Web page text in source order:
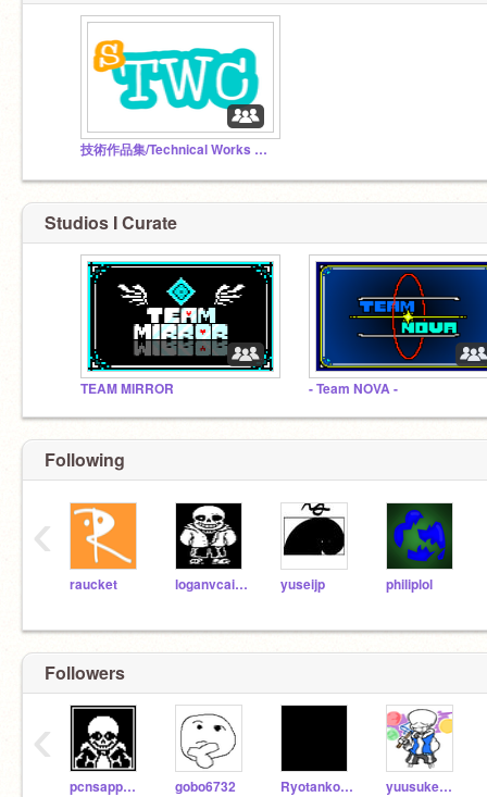
技術作品集/Technical Works Collection
Studios I Curate
TEAM MIRROR - Team NOVA -
Following
raucket loganvcairns yuseijp philiplol
‹
Followers
pcnsapporo103 gobo6732 Ryotankonasu yuusukekensuke
‹